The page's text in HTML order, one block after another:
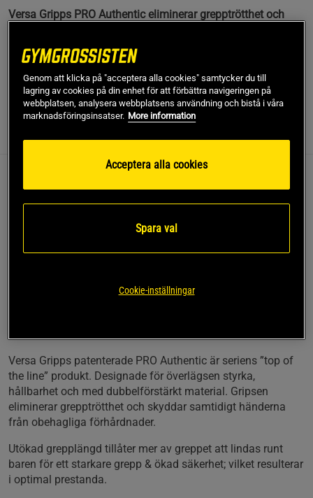
Versa Gripps PRO Authentic eliminerar grepptrötthet och
material.
Läs mer
Information Recensioner(8)
Versa Gripps PRO Authentic är ALL IN ONE -
överträffar handskar, krokar, wrist wraps &
Ger överlägset grepp
Skydd mot förhårdnad
Versa Gripps patenterade PRO Authentic är seriens ”top of
the line” produkt. Designade för överlägsen styrka,
hållbarhet och med dubbelförstärkt material. Gripsen
eliminerar grepptrötthet och skyddar samtidigt händerna
från obehagliga förhårdnader.
Utökad grepplängd tillåter mer av greppet att lindas runt
baren för ett starkare grepp & ökad säkerhet; vilket resulterar
i optimal prestanda.
Genom att klicka på "acceptera alla cookies" samtycker du till
lagring av cookies på din enhet för att förbättra navigeringen på
webbplatsen, analysera webbplatsens användning och bistå i våra
marknadsföringsinsatser. More information
Acceptera alla cookies
Spara val
Cookie-inställningar